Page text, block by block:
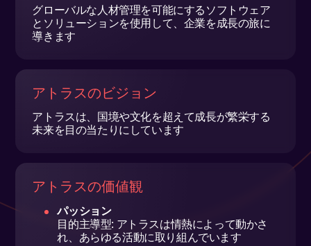
グローバルな人材管理を可能にするソフトウェア
とソリューションを使用して、企業を成長の旅に
導きます
アトラスのビジョン
アトラスは、国境や文化を超えて成長が繁栄する
未来を目の当たりにしています
アトラスの価値観
パッション
目的主導型: アトラスは情熱によって動かさ
れ、あらゆる活動に取り組んでいます